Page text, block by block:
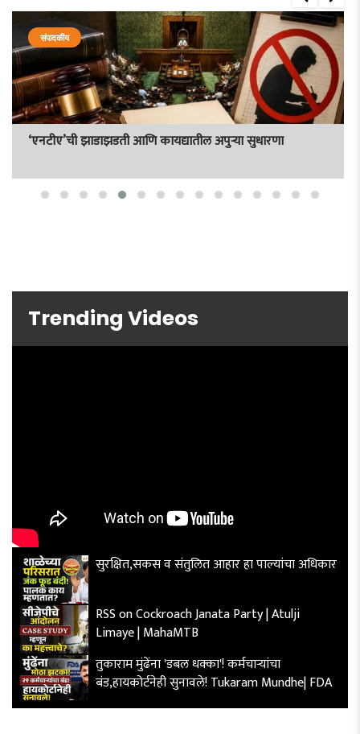
संपादकीय
‘एनटीए’ची झाडाझडती आणि कायद्यातील अपुर्‍या सुधारणा
Trending Videos
सुरक्षित,सकस व संतुलित आहार हा पाल्यांचा अधिकार
RSS on Cockroach Janata Party | Atulji
Limaye | MahaMTB
तुकाराम मुंढेंना 'डबल धक्का'! कर्मचाऱ्यांचा
बंड,हायकोर्टनेही सुनावले! Tukaram Mundhe| FDA
अयोध्येच्या धरतीवर मथुरेतही कारसेवा होणार? | Shri